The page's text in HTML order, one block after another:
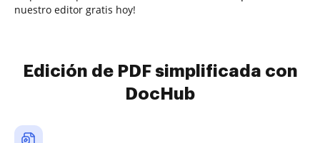
nuestro editor gratis hoy!
Edición de PDF simplificada con
DocHub